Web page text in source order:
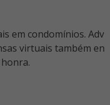
em condomínios. Adv
virtuais também en